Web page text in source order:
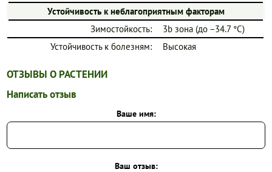
Устойчивость к неблагоприятным факторам
Зимостойкость:
3b зона (до −34.7 °C)
Устойчивость к болезням:
Высокая
ОТЗЫВЫ О РАСТЕНИИ
Написать отзыв
Ваше имя:
Ваш отзыв: